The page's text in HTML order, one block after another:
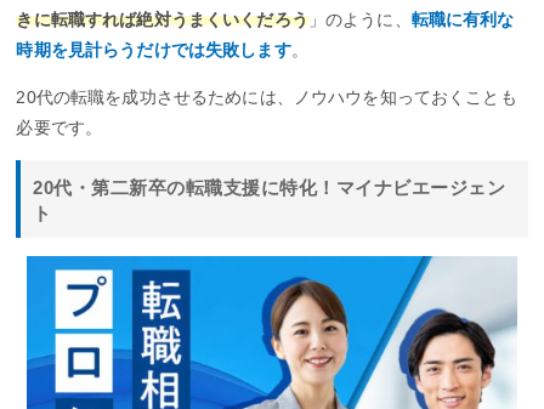
きに転職すれば絶対うまくいくだろう」のように、 転職に有利な
時期を見計らうだけでは失敗します。
20代の転職を成功させるためには、ノウハウを知っておくことも
必要です。
20代・第二新卒の転職支援に特化！マイナビエージェン
ト